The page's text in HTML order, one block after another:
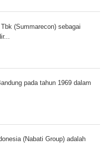
(Summarecon) sebagai
pada tahun 1969 dalam
(Nabati Group) adalah